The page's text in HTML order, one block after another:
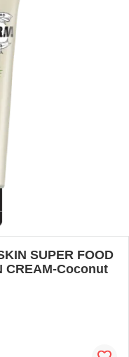
SUPER FOOD
CREAM-Coconut